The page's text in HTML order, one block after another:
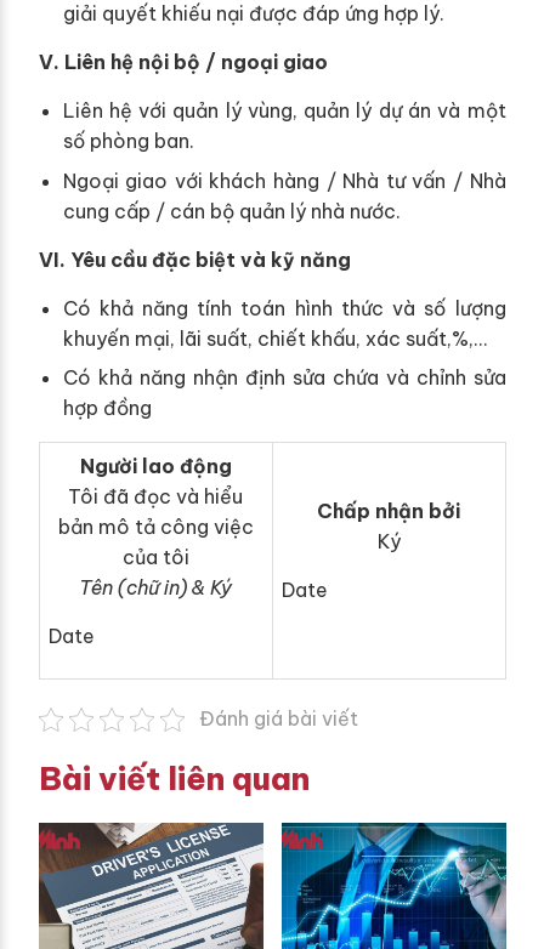
giải quyết khiếu nại được đáp ứng hợp lý.
V. Liên hệ nội bộ / ngoại giao
Liên hệ với quản lý vùng, quản lý dự án và một
số phòng ban.
Ngoại giao với khách hàng / Nhà tư vấn / Nhà
cung cấp / cán bộ quản lý nhà nước.
VI. Yêu cầu đặc biệt và kỹ năng
Có khả năng tính toán hình thức và số lượng
khuyến mại, lãi suất, chiết khấu, xác suất,%,…
Có khả năng nhận định sửa chứa và chỉnh sửa
hợp đồng
Người lao động
Tôi đã đọc và hiểu
bản mô tả công việc
của tôi
Tên (chữ in) & Ký
Date
Chấp nhận bởi
Ký
Date
Đánh giá bài viết
Bài viết liên quan